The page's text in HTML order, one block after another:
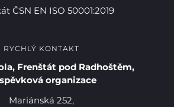
ČSN EN ISO 50001:2019
RYCHLÝ KONTAKT
Frenštát pod Radhoštěm,
organizace
Mariánská 252,